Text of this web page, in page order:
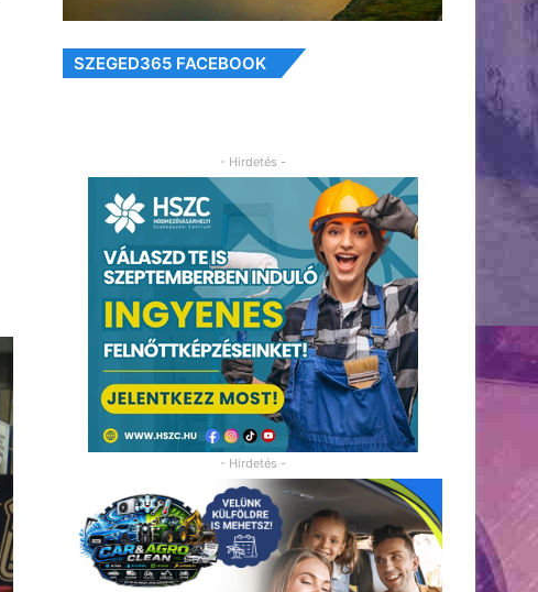
SZEGED365 FACEBOOK
- Hirdetés -
- Hirdetés -